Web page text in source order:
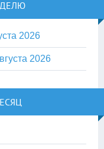
2026
2026